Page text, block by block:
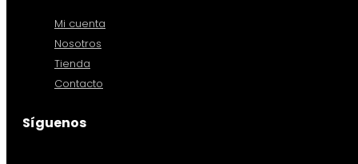
Mi cuenta
Nosotros
Tienda
Contacto
Síguenos